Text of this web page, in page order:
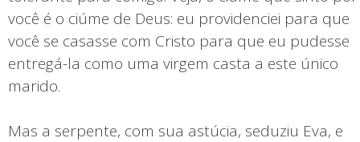
você é o ciúme de Deus: eu providenciei para que
você se casasse com Cristo para que eu pudesse
entregá-la como uma virgem casta a este único
marido.
Mas a serpente, com sua astúcia, seduziu Eva, e